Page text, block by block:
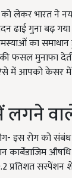
लेकर भारत ने
ढाई गुना बढ़
का
फसल मुनाफा देती
में आपको केसर में
इस रोग को संबंध
कार्बेंडाजिम
प्रतिशत सस्पेंशन